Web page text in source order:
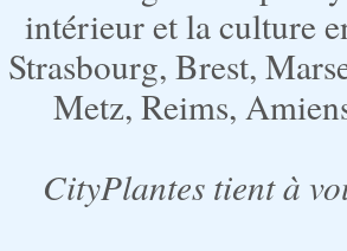
intérieur et la culture
Strasbourg, Brest,
Metz, Reims,
CityPlantes tient à